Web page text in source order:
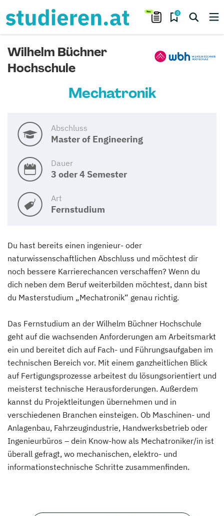
0
Wilhelm Büchner
Hochschule
Mechatronik
Abschluss
Master of Engineering
Dauer
3 oder 4 Semester
Art
Fernstudium
Du hast bereits einen ingenieur- oder
naturwissenschaftlichen Abschluss und möchtest dir
noch bessere Karrierechancen verschaffen? Wenn du
dich neben dem Beruf weiterbilden möchtest, dann bist
du Masterstudium „Mechatronik“ genau richtig.
Das Fernstudium an der Wilhelm Büchner Hochschule
geht auf die wachsenden Anforderungen am Arbeitsmarkt
ein und bereitet dich auf Fach- und Führungsaufgaben im
technischen Bereich vor. Mit einem ganzheitlichen Blick
auf Fertigungsprozesse arbeitest du lösungsorientiert und
meisterst technische Herausforderungen. Außerdem
kannst du Projektleitungen übernehmen und in
verschiedenen Branchen einsteigen. Ob Maschinen- und
Anlagenbau, Fahrzeugindustrie, Handwerksbetrieb oder
Ingenieurbüros – dein Know-how als Mechatroniker/in ist
überall gefragt, wo mechanischen, elektro- und
informationstechnische Schritte zusammenfinden.